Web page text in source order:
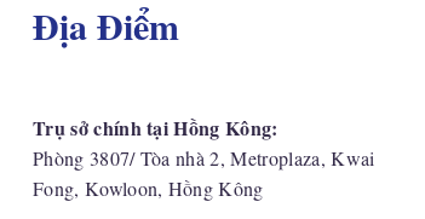
Địa Điểm
Trụ sở chính tại Hồng Kông:
Phòng 3807/ Tòa nhà 2, Metroplaza, Kwai
Fong, Kowloon, Hồng Kông